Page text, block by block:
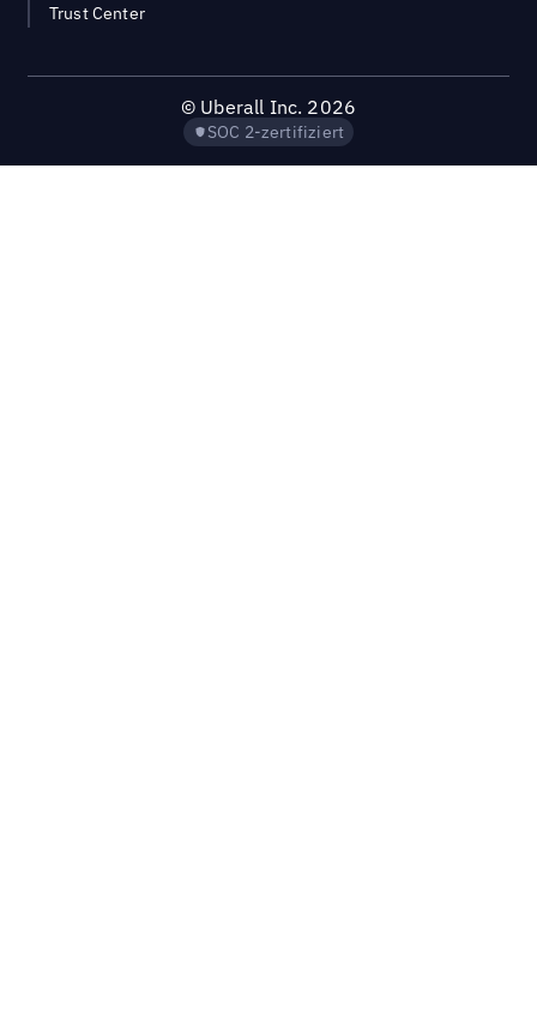
Trust Center
© Uberall Inc. 2026
SOC 2-zertifiziert